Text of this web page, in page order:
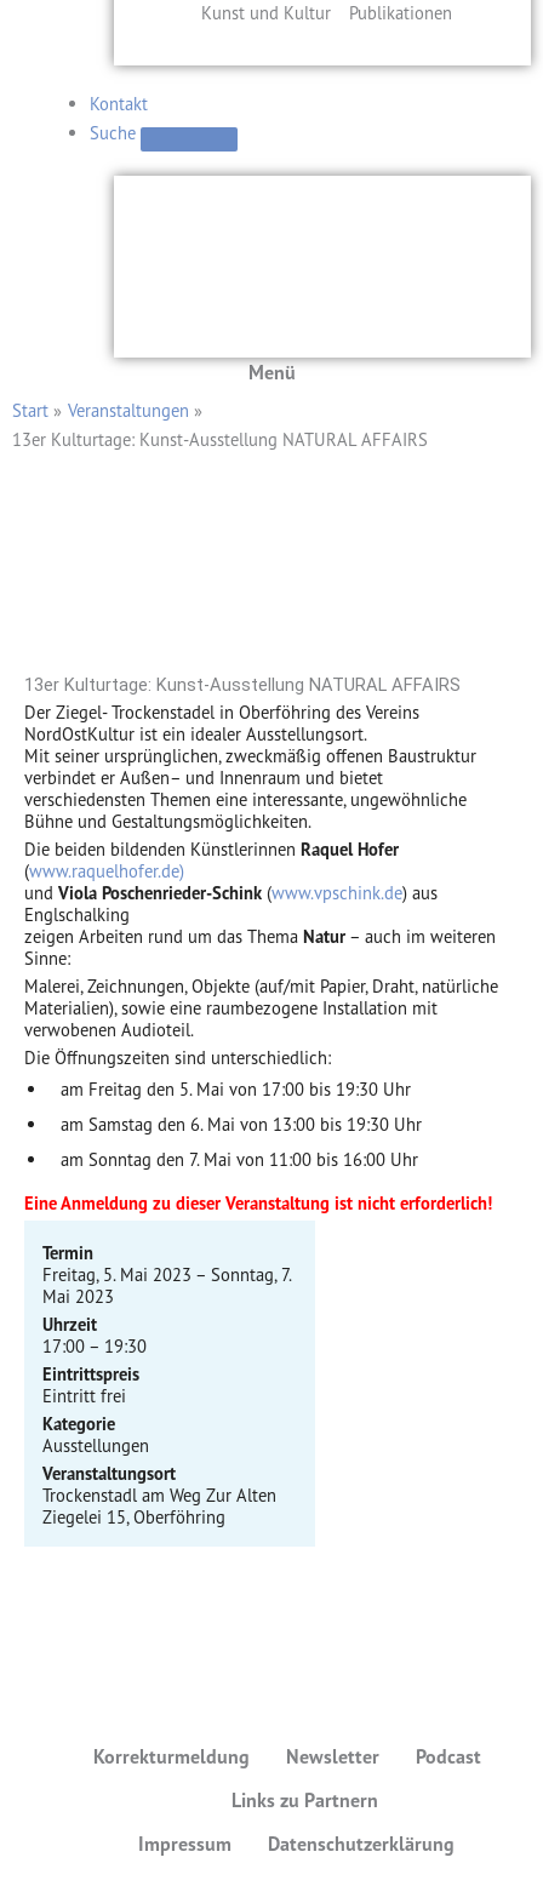
Kunst und Kultur Publikationen
Kontakt
Suche
Menü
Start
Veranstaltungen
13er Kulturtage: Kunst-Ausstellung NATURAL AFFAIRS
13er Kulturtage: Kunst-Ausstellung NATURAL AFFAIRS
Der Ziegel- Trockenstadel in Oberföhring des Vereins
NordOstKultur ist ein idealer Ausstellungsort.
Mit seiner ursprünglichen, zweckmäßig offenen Baustruktur
verbindet er Außen– und Innenraum und bietet
verschiedensten Themen eine interessante, ungewöhnliche
Bühne und Gestaltungsmöglichkeiten.
Die beiden bildenden Künstlerinnen Raquel Hofer
(www.raquelhofer.de)
und Viola Poschenrieder-Schink (www.vpschink.de) aus
Englschalking
zeigen Arbeiten rund um das Thema Natur – auch im weiteren
Sinne:
Malerei, Zeichnungen, Objekte (auf/mit Papier, Draht, natürliche
Materialien), sowie eine raumbezogene Installation mit
verwobenen Audioteil.
Die Öffnungszeiten sind unterschiedlich:
am Freitag den 5. Mai von 17:00 bis 19:30 Uhr
am Samstag den 6. Mai von 13:00 bis 19:30 Uhr
am Sonntag den 7. Mai von 11:00 bis 16:00 Uhr
Eine Anmeldung zu dieser Veranstaltung ist nicht erforderlich!
Termin
Freitag, 5. Mai 2023 – Sonntag, 7.
Mai 2023
Uhrzeit
17:00 – 19:30
Eintrittspreis
Eintritt frei
Kategorie
Ausstellungen
Veranstaltungsort
Trockenstadl am Weg Zur Alten
Ziegelei 15, Oberföhring
Korrekturmeldung Newsletter
Podcast
Links zu Partnern
Impressum
Datenschutzerklärung